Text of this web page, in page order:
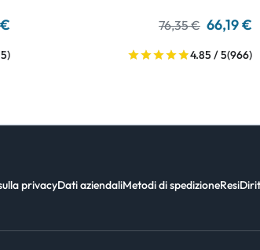
76,35 € 66,19 €
4.85 / 5(966)
privacyDati aziendaliMetodi di spedizioneResi